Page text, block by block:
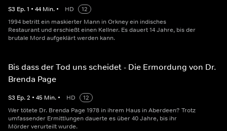
S3 Ep.1 • 44 Min. • HD
12
1994 betritt ein maskierter Mann in Orkney ein indisches
Restaurant und erschießt einen Kellner. Es dauert 14 Jahre, bis der
brutale Mord aufgeklärt werden kann.
Bis dass der Tod uns scheidet - Die Ermordung von Dr.
Brenda Page
S3 Ep.2 • 45 Min. • HD
12
Wer tötete Dr. Brenda Page 1978 in ihrem Haus in Aberdeen? Trotz
umfassender Ermittlungen dauerte es über 40 Jahre, bis ihr
Mörder verurteilt wurde.